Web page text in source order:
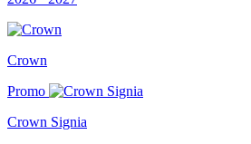
Crown
Promo
Crown Signia